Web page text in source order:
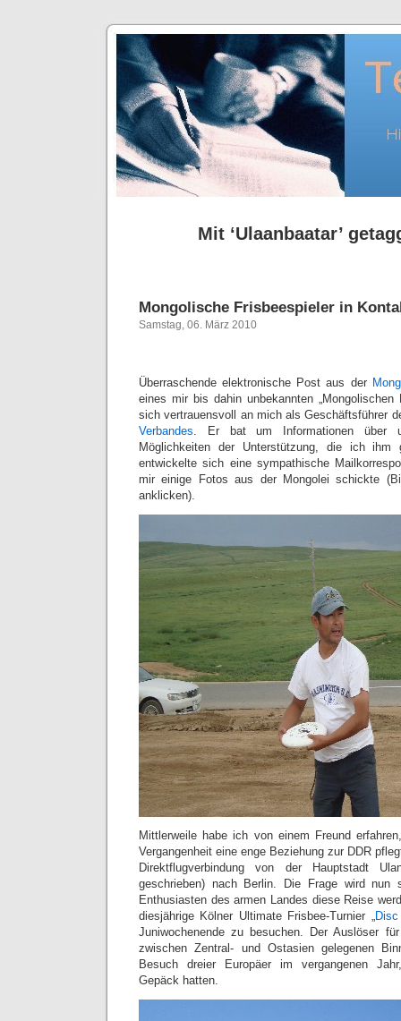
Mit ‘Ulaanbaatar’
Mongolische Frisbeespieler in
Samstag, 06. März 2010
Überraschende elektronische Post aus der
eines mir bis dahin unbekannten „Mongolischen
sich vertrauensvoll an mich als Geschäftsführer
Verbandes. Er bat um Informationen über
Möglichkeiten der Unterstützung, die ich ihm
entwickelte sich eine sympathische
mir einige Fotos aus der Mongolei schickte
anklicken).
Mittlerweile habe ich von einem Freund
Vergangenheit eine enge Beziehung zur DDR
Direktflugverbindung von der Hauptstadt
geschrieben) nach Berlin. Die Frage wird
Enthusiasten des armen Landes diese Reise
diesjährige Kölner Ultimate Frisbee-Turnier „Disc
Juniwochenende zu besuchen. Der Auslöser
zwischen Zentral- und Ostasien gelegenen
Besuch dreier Europäer im vergangenen
Gepäck hatten.